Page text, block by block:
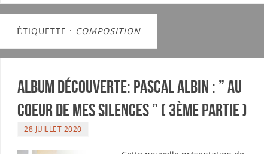
ÉTIQUETTE : COMPOSITION
Album découverte: PASCAL ALBIN : ” AU
COEUR DE MES SILENCES ” ( 3ème partie )
28 JUILLET 2020